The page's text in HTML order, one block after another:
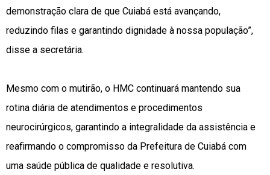
demonstração clara de que Cuiabá está avançando,
reduzindo filas e garantindo dignidade à nossa população”,
disse a secretária.
Mesmo com o mutirão, o HMC continuará mantendo sua
rotina diária de atendimentos e procedimentos
neurocirúrgicos, garantindo a integralidade da assistência e
reafirmando o compromisso da Prefeitura de Cuiabá com
uma saúde pública de qualidade e resolutiva.